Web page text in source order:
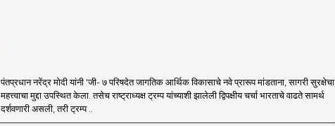
पंतप्रधान नरेंद्र मोदी यांनी 'जी- ७ परिषदेत जागतिक आर्थिक विकासाचे नवे प्रारूप मांडताना, सागरी सुरक्षेचा
महत्त्वाचा मुद्दा उपस्थित केला. तसेच राष्ट्राध्यक्ष ट्रम्प यांच्याशी झालेली द्विपक्षीय चर्चा भारताचे वाढते सामर्थ
दर्शवणारी असली, तरी ट्रम्प ..